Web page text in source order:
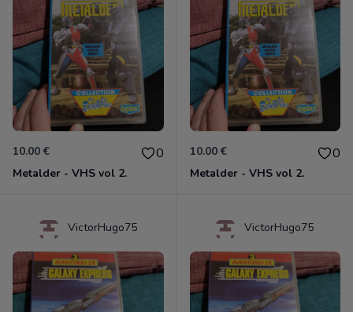
10.00 € 0
Metalder - VHS vol 2.
10.00 € 0
Metalder - VHS vol 2.
VictorHugo75 VictorHugo75